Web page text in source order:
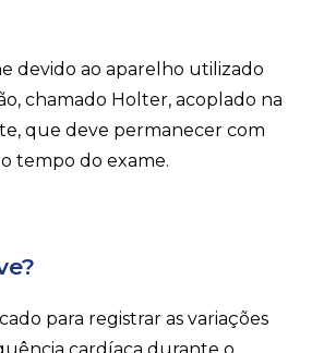
devido ao aparelho utilizado
chamado Holter, acoplado na
que deve permanecer com
tempo do exame.
para registrar as variações